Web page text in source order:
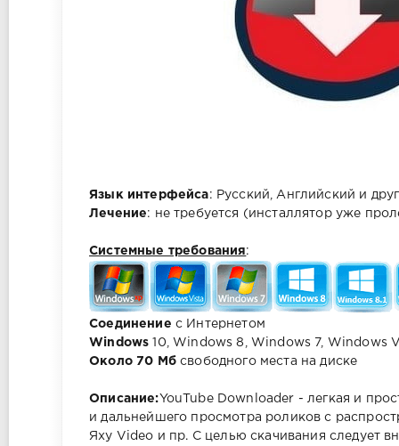
Язык интерфейса: Русский, Английский и
Лечение: не требуется (инсталлятор уже
Системные требования:
Соединение с Интернетом
Windows 10, Windows 8, Windows 7, Windows
Около 70 Мбсвободного места на диске
Описание:YouTube Downloader - легкая и
и дальнейшего просмотра роликов с
Яху Video и пр. С целью скачивания следует